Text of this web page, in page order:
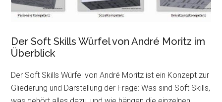
Der Soft Skills Würfel von André Moritz im
Überblick
Der Soft Skills Würfel von André Moritz ist ein Konzept zur
Gliederung und Darstellung der Frage: Was sind Soft Skills,